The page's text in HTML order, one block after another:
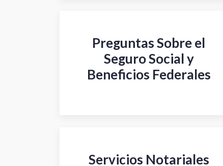
Preguntas Sobre el
Seguro Social y
Beneficios Federales
Servicios Notariales